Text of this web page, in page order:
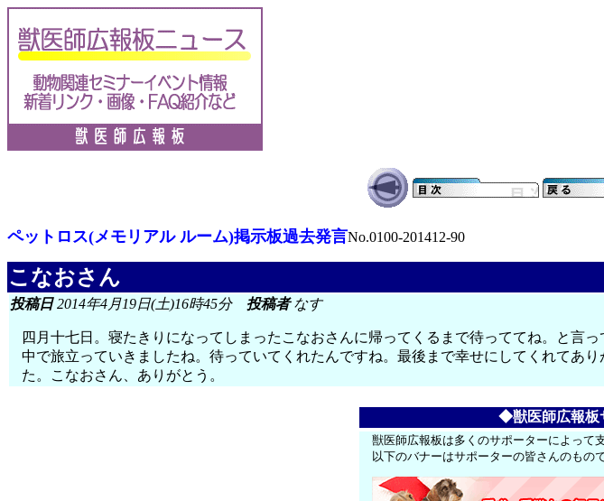
ペットロス(メモリアル ルーム)掲示板過去発言No.0100-201412-90
こなおさん
投稿日2014年4月19日(土)16時45分 投稿者なす
四月十七日。寝たきりになってしまったこなおさんに帰ってくるまで待っててね。と言
中で旅立っていきましたね。待っていてくれたんですね。最後まで幸せにしてくれてあ
た。こなおさん、ありがとう。
◆獣医師広報
獣医師広報板は多くのサポーターによって
以下のバナーはサポーターの皆さんのもの